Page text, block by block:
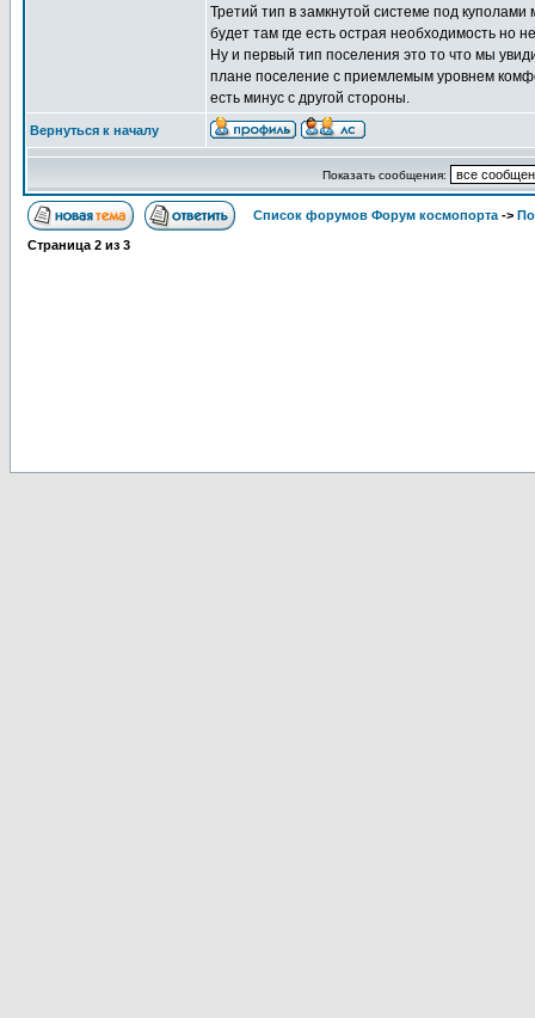
Третий тип в замкнутой системе под куполами
будет там где есть острая необходимость но
Ну и первый тип поселения это то что мы
плане поселение с приемлемым уровнем
есть минус с другой стороны.
Вернуться к началу
Показать сообщения:
Список форумов Форум космопорта ->
Страница 2 из 3